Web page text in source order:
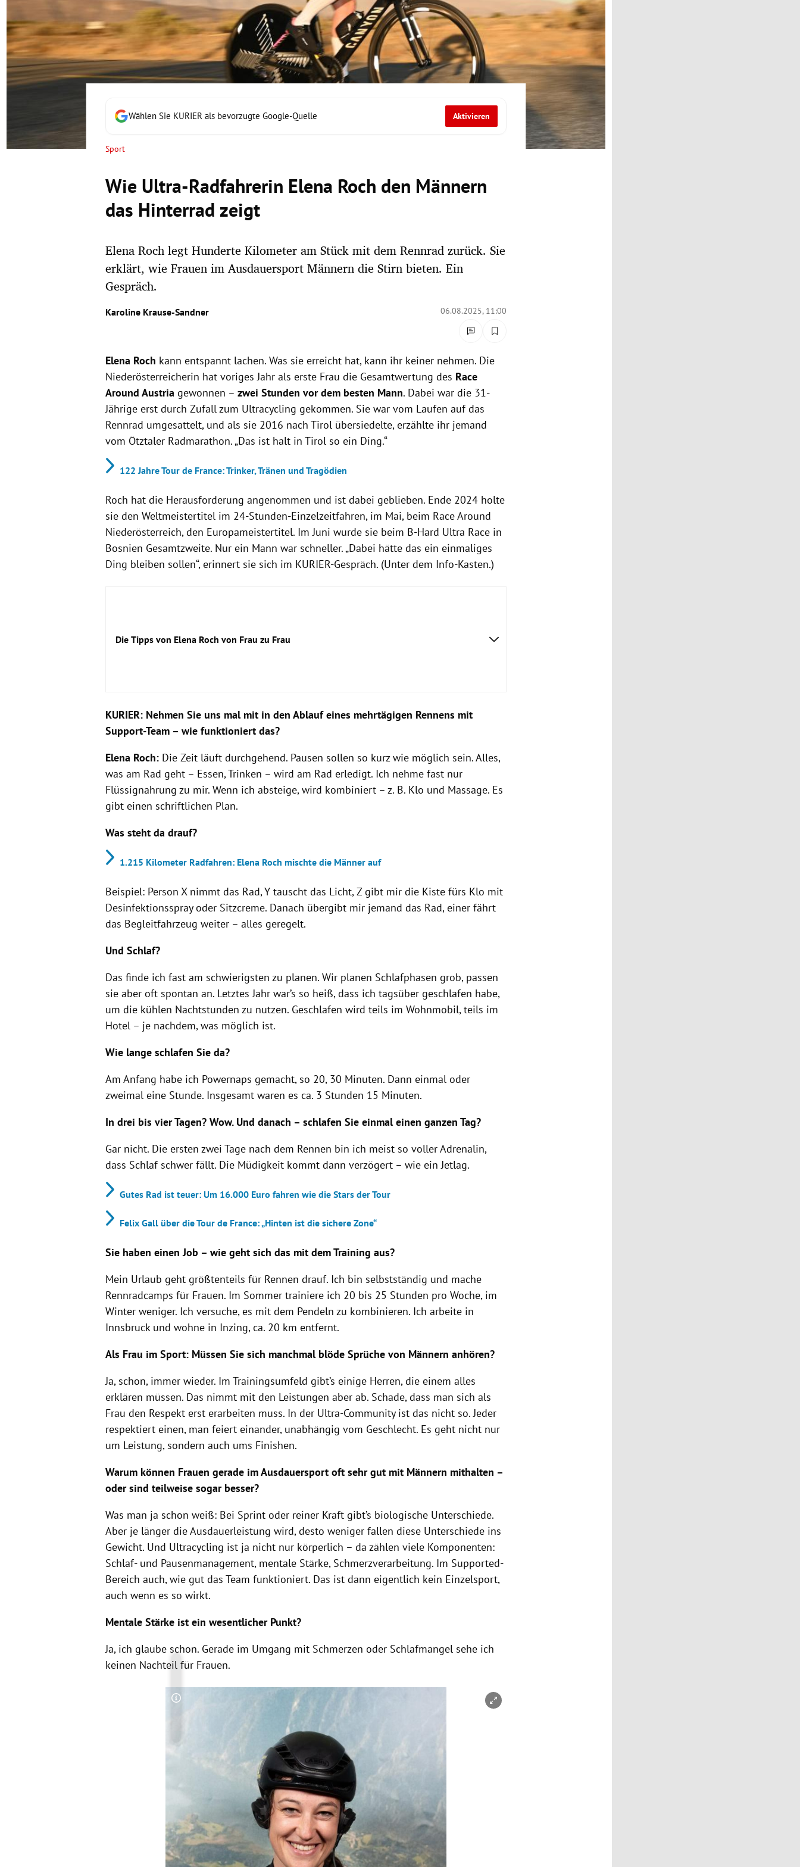
Untermenü
Untermenü
Untermenü
Wählen Sie KURIER als bevorzugte Google-Quelle Aktivieren
Sport
Wie Ultra-Radfahrerin Elena Roch den Männern
das Hinterrad zeigt
Elena Roch legt Hunderte Kilometer am Stück mit dem Rennrad zurück. Sie
erklärt, wie Frauen im Ausdauersport Männern die Stirn bieten. Ein
Gespräch.
Karoline Krause-Sandner 06.08.2025, 11:00
Elena Roch kann entspannt lachen. Was sie erreicht hat, kann ihr keiner nehmen. Die
Niederösterreicherin hat voriges Jahr als erste Frau die Gesamtwertung des Race
Around Austria gewonnen – zwei Stunden vor dem besten Mann. Dabei war die 31-
Jährige erst durch Zufall zum Ultracycling gekommen. Sie war vom Laufen auf das
Rennrad umgesattelt, und als sie 2016 nach Tirol übersiedelte, erzählte ihr jemand
vom Ötztaler Radmarathon. „Das ist halt in Tirol so ein Ding.“
122 Jahre Tour de France: Trinker, Tränen und Tragödien
Roch hat die Herausforderung angenommen und ist dabei geblieben. Ende 2024 holte
sie den Weltmeistertitel im 24-Stunden-Einzelzeitfahren, im Mai, beim Race Around
Niederösterreich, den Europameistertitel. Im Juni wurde sie beim B-Hard Ultra Race in
Bosnien Gesamtzweite. Nur ein Mann war schneller. „Dabei hätte das ein einmaliges
Ding bleiben sollen“, erinnert sie sich im KURIER-Gespräch. (Unter dem Info-Kasten.)
Die Tipps von Elena Roch von Frau zu Frau
KURIER: Nehmen Sie uns mal mit in den Ablauf eines mehrtägigen Rennens mit
Support-Team – wie funktioniert das?
Elena Roch: Die Zeit läuft durchgehend. Pausen sollen so kurz wie möglich sein. Alles,
was am Rad geht – Essen, Trinken – wird am Rad erledigt. Ich nehme fast nur
Flüssignahrung zu mir. Wenn ich absteige, wird kombiniert – z. B. Klo und Massage. Es
gibt einen schriftlichen Plan.
Was steht da drauf?
1.215 Kilometer Radfahren: Elena Roch mischte die Männer auf
Beispiel: Person X nimmt das Rad, Y tauscht das Licht, Z gibt mir die Kiste fürs Klo mit
Desinfektionsspray oder Sitzcreme. Danach übergibt mir jemand das Rad, einer fährt
das Begleitfahrzeug weiter – alles geregelt.
Und Schlaf?
Das finde ich fast am schwierigsten zu planen. Wir planen Schlafphasen grob, passen
sie aber oft spontan an. Letztes Jahr war’s so heiß, dass ich tagsüber geschlafen habe,
um die kühlen Nachtstunden zu nutzen. Geschlafen wird teils im Wohnmobil, teils im
Hotel – je nachdem, was möglich ist.
Wie lange schlafen Sie da?
Am Anfang habe ich Powernaps gemacht, so 20, 30 Minuten. Dann einmal oder
zweimal eine Stunde. Insgesamt waren es ca. 3 Stunden 15 Minuten.
In drei bis vier Tagen? Wow. Und danach – schlafen Sie einmal einen ganzen Tag?
Gar nicht. Die ersten zwei Tage nach dem Rennen bin ich meist so voller Adrenalin,
dass Schlaf schwer fällt. Die Müdigkeit kommt dann verzögert – wie ein Jetlag.
Gutes Rad ist teuer: Um 16.000 Euro fahren wie die Stars der Tour
Felix Gall über die Tour de France: „Hinten ist die sichere Zone“
Sie haben einen Job – wie geht sich das mit dem Training aus?
Mein Urlaub geht größtenteils für Rennen drauf. Ich bin selbstständig und mache
Rennradcamps für Frauen. Im Sommer trainiere ich 20 bis 25 Stunden pro Woche, im
Winter weniger. Ich versuche, es mit dem Pendeln zu kombinieren. Ich arbeite in
Innsbruck und wohne in Inzing, ca. 20 km entfernt.
Als Frau im Sport: Müssen Sie sich manchmal blöde Sprüche von Männern anhören?
Ja, schon, immer wieder. Im Trainingsumfeld gibt’s einige Herren, die einem alles
erklären müssen. Das nimmt mit den Leistungen aber ab. Schade, dass man sich als
Frau den Respekt erst erarbeiten muss. In der Ultra-Community ist das nicht so. Jeder
respektiert einen, man feiert einander, unabhängig vom Geschlecht. Es geht nicht nur
um Leistung, sondern auch ums Finishen.
Warum können Frauen gerade im Ausdauersport oft sehr gut mit Männern mithalten –
oder sind teilweise sogar besser?
Was man ja schon weiß: Bei Sprint oder reiner Kraft gibt’s biologische Unterschiede.
Aber je länger die Ausdauerleistung wird, desto weniger fallen diese Unterschiede ins
Gewicht. Und Ultracycling ist ja nicht nur körperlich – da zählen viele Komponenten:
Schlaf- und Pausenmanagement, mentale Stärke, Schmerzverarbeitung. Im Supported-
Bereich auch, wie gut das Team funktioniert. Das ist dann eigentlich kein Einzelsport,
auch wenn es so wirkt.
Mentale Stärke ist ein wesentlicher Punkt?
Ja, ich glaube schon. Gerade im Umgang mit Schmerzen oder Schlafmangel sehe ich
keinen Nachteil für Frauen.
Copyright-Hinweis öffnen/schließen